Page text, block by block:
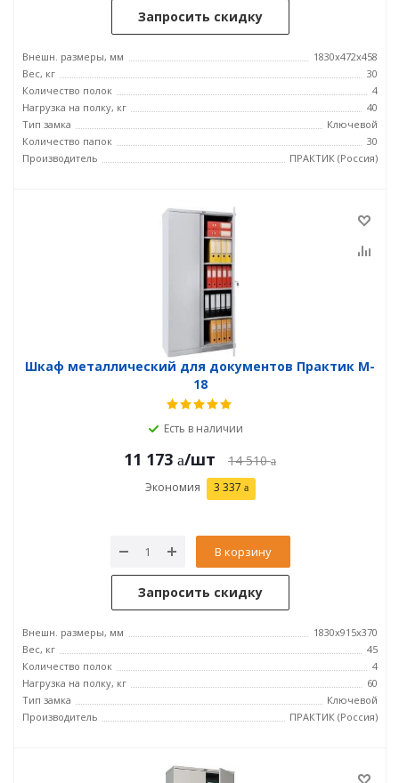
Запросить скидку
Внешн. размеры, мм
1830x472x458
Вес, кг
30
Количество полок
4
Нагрузка на полку, кг
40
Тип замка
Ключевой
Количество папок
30
Производитель
ПРАКТИК (Россия)
Шкаф металлический для документов Практик M-
18
Есть в наличии
11 173 /шт 14 510
Экономия 3 337
В корзину
Запросить скидку
Внешн. размеры, мм
1830x915x370
Вес, кг
45
Количество полок
4
Нагрузка на полку, кг
60
Тип замка
Ключевой
Производитель
ПРАКТИК (Россия)